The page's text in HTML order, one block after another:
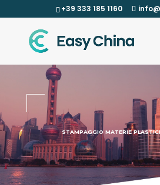
+39 333 185 1160
STAMPAGGIO MATERIE